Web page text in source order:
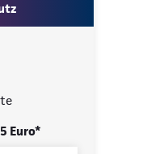
Euro*